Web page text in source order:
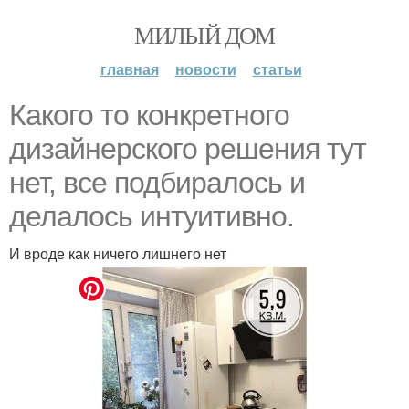
МИЛЫЙ ДОМ
главная новости статьи
Какого то конкретного
дизайнерского решения тут
нет, все подбиралось и
делалось интуитивно.
И вроде как ничего лишнего нет